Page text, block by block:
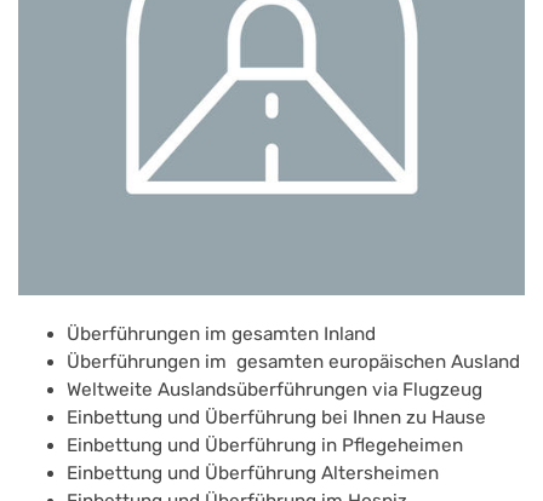
Überführungen im gesamten Inland
Überführungen im gesamten europäischen Ausland
Weltweite Auslandsüberführungen via Flugzeug
Einbettung und Überführung bei Ihnen zu Hause
Einbettung und Überführung in Pflegeheimen
Einbettung und Überführung Altersheimen